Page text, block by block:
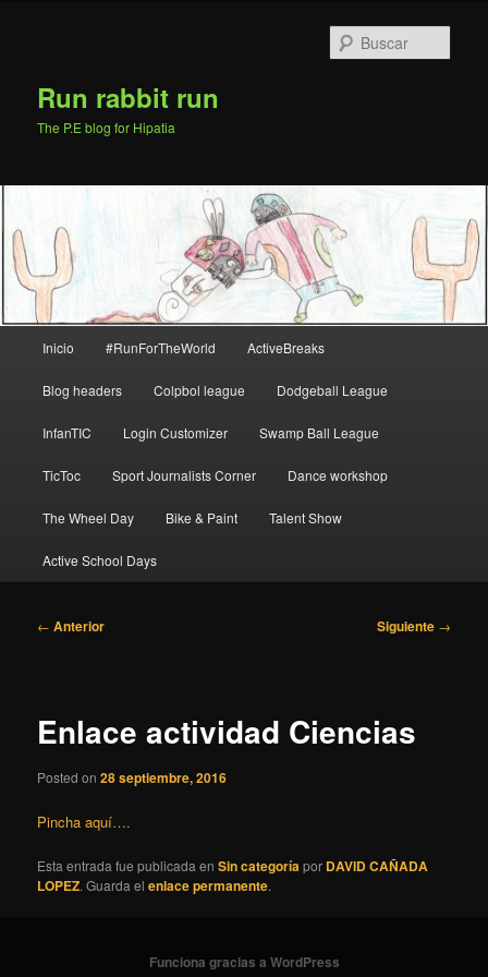
Run rabbit run
The P.E blog for Hipatia
principal
Inicio #RunForTheWorld ActiveBreaks
Blog headers Colpbol league Dodgeball League
InfanTIC Login Customizer Swamp Ball League
TicToc Sport Journalists Corner Dance workshop
The Wheel Day Bike & Paint Talent Show
Active School Days
Navegación
← Anterior Siguiente →
Enlace actividad Ciencias
Posted on28 septiembre, 2016
Pincha aquí….
Esta entrada fue publicada enSin categoríapor DAVID CAÑADA
LOPEZ. Guarda elenlace permanente.
Funciona gracias a WordPress